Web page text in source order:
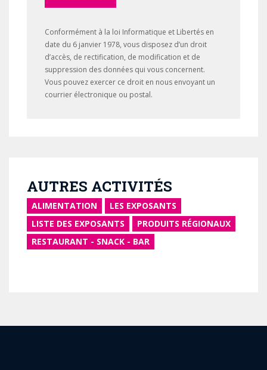
Conformément à la loi Informatique et Libertés en
date du 6 janvier 1978, vous disposez d’un droit
d’accès, de rectification, de modification et de
suppression des données qui vous concernent.
Vous pouvez exercer ce droit en nous envoyant un
courrier électronique ou postal.
AUTRES ACTIVITÉS
ALIMENTATION
LES EXPOSANTS
LISTE DES EXPOSANTS
PRODUITS RÉGIONAUX
RESTAURANT - SNACK - BAR